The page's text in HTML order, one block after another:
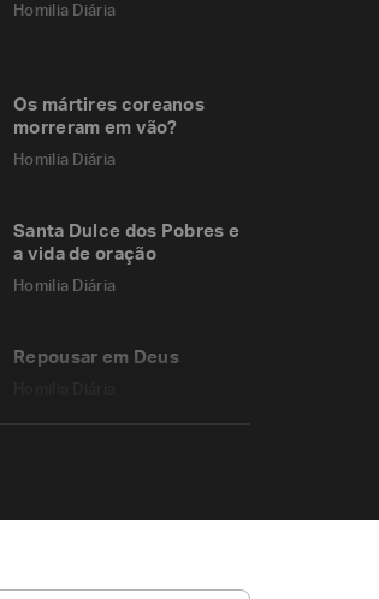
Homilia Diária
Os mártires coreanos
morreram em vão?
Homilia Diária
Santa Dulce dos Pobres e
a vida de oração
Homilia Diária
Repousar em Deus